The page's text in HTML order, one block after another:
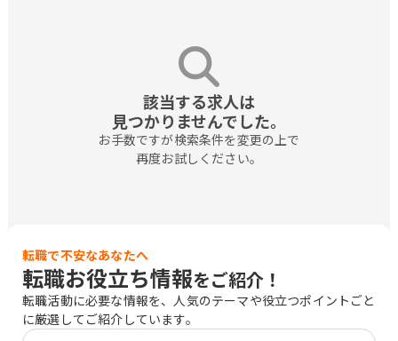
該当する求人は
見つかりませんでした。
お手数ですが検索条件を変更の上で
再度お試しください。
転職で不安なあなたへ
転職お役立ち情報をご紹介！
転職活動に必要な情報を、人気のテーマや役立つポイントごと
に厳選してご紹介しています。